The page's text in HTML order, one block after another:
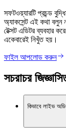
সফটওয়্যারটি প্রচন্ড
অ্যাকসেন্ট এই কথা বলুন
টেক্সট এডিটর ব্যবহার
একেবারেই নিখুঁত হয়।
ফাইল আপলোড করুন
সচরাচর
কিভাবে লাইভ